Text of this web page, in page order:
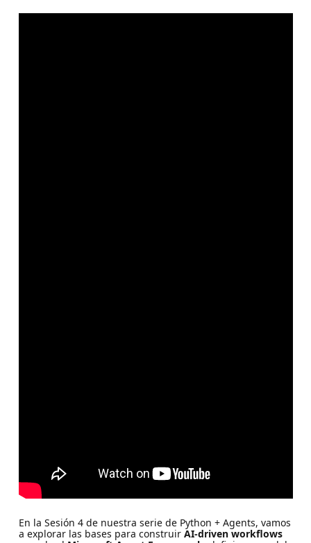
En la Sesión 4 de nuestra serie de Python + Agents, vamos
a explorar las bases para construir AI-driven workflows